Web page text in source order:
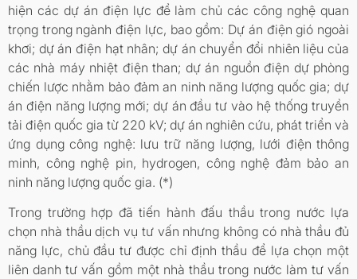
hiện các dự án điện lực để làm chủ các công nghệ quan
trọng trong ngành điện lực, bao gồm: Dự án điện gió ngoài
khơi; dự án điện hạt nhân; dự án chuyển đổi nhiên liệu của
các nhà máy nhiệt điện than; dự án nguồn điện dự phòng
chiến lược nhằm bảo đảm an ninh năng lượng quốc gia; dự
án điện năng lượng mới; dự án đầu tư vào hệ thống truyền
tải điện quốc gia từ 220 kV; dự án nghiên cứu, phát triển và
ứng dụng công nghệ: lưu trữ năng lượng, lưới điện thông
minh, công nghệ pin, hydrogen, công nghệ đảm bảo an
ninh năng lượng quốc gia. (*)
Trong trường hợp đã tiến hành đấu thầu trong nước lựa
chọn nhà thầu dịch vụ tư vấn nhưng không có nhà thầu đủ
năng lực, chủ đầu tư được chỉ định thầu để lựa chọn một
liên danh tư vấn gồm một nhà thầu trong nước làm tư vấn